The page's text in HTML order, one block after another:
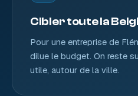
Cibler toute la
Pour une entreprise de
dilue le budget. On reste
utile, autour de la ville.